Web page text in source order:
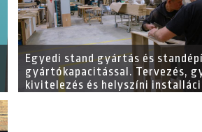
Egyedi stand gyártás és
gyártókapacitással. Tervezés,
kivitelezés és helyszíni